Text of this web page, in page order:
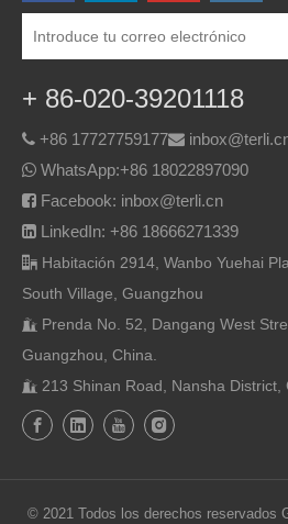
+ 86-020-39201118
 +86 17727759177
 WhatsApp:+86 18022897090
 Facebook: inbox@terli.cn
 LinkedIn: +86 18666271339
 Habitación 2914, Wanbo Yuehai
South Village, Guangzhou
 Prenda No. 52, Dangang West
Guangzhou, China.
 213 Shinan Road, Nansha District,
© 2021 Todos los derechos reservados